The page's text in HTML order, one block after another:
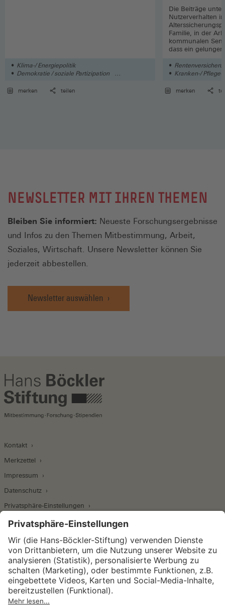
Klima-/ Energiepolitik
Demokratie / soziale Partizipation
merken
teilen
Die Beiträge
Nutzerverhalten
Familie, in der
kommunalen
dass ein
Kranken-/
Grundsicherung
merken
NEWSLETTER MIT IHREN THEMEN
Bleiben Sie informiert: Neueste Forschungsergebnisse
und Infos zu den Themen Mitbestimmung, Arbeit,
Soziales, Wirtschaft. Unsere Newsletter können Sie
jederzeit abbestellen.
Newsletter auswählen
Kontakt
Merkzettel
Impressum
Datenschutz
Privatsphäre-Einstellungen
Wirtschafts- und Sozialwissenschaftliches Institut
Institut für Makroökonomie und
Konjunkturforschung